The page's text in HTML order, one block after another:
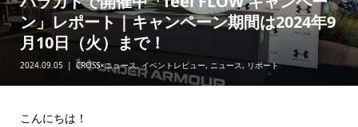
ン」レポート｜キャンペーン期間は2024年9
月10日（火）まで！
2024.09.05 CROSS×ニュース, イベントレビュー, ニュース, リポート
こんにちは！